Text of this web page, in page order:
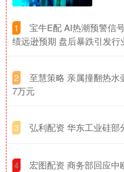
1
宝牛E配 AI热潮预警信
绩远逊预期 盘后暴跌引发行
2
至慧策略 亲属撞翻热
7万元
3 弘利配资 华东工业硅部
4 宏图配资 商务部回应中